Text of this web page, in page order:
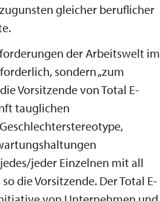
gleicher beruflicher
der Arbeitswelt im
sondern „zum
Vorsitzende von Total E-
tauglichen
jeder Einzelnen mit all
die Vorsitzende. Der Total E-